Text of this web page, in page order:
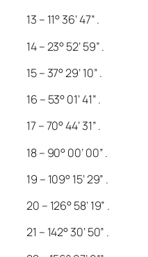
13 – 11° 36’ 47” .
14 – 23° 52’ 59” .
15 – 37° 29’ 10” .
16 – 53° 01’ 41” .
17 – 70° 44’ 31” .
18 – 90° 00’ 00” .
19 – 109° 15’ 29” .
20 – 126° 58’ 19” .
21 – 142° 30’ 50” .